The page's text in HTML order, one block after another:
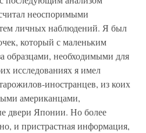
неоспоримыми
личных наблюдений. Я был
который с маленьким
образцами, необходимыми для
исследованиях я имел
иностранцев, из коих
американцами,
двери Японии. Но более
и пристрастная информация,